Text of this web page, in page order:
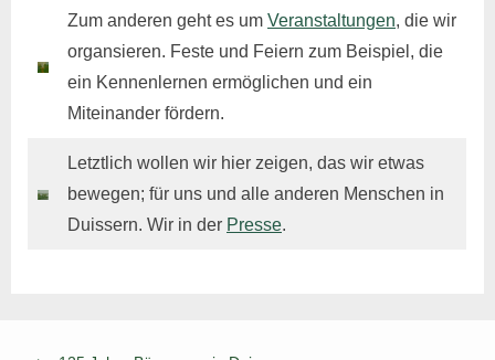
Zum anderen geht es um Veranstaltungen, die wir
organsieren. Feste und Feiern zum Beispiel, die
ein Kennenlernen ermöglichen und ein
Miteinander fördern.
Letztlich wollen wir hier zeigen, das wir etwas
bewegen; für uns und alle anderen Menschen in
Duissern. Wir in der Presse.